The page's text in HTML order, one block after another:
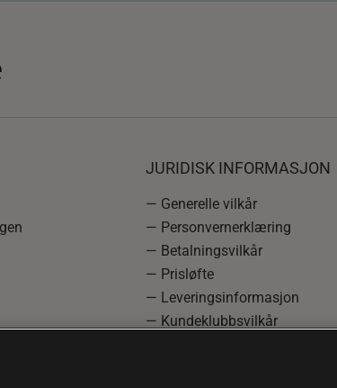
JURIDISK INFORMASJON
— Generelle vilkår
— Personvernerklæring
— Betalningsvilkår
— Prisløfte
— Leveringsinformasjon
— Kundeklubbsvilkår